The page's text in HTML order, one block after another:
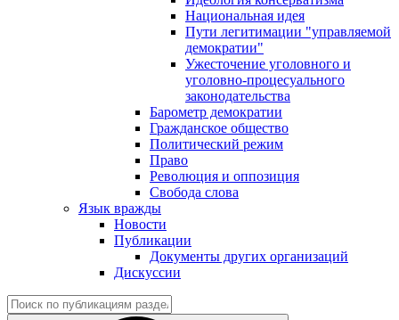
Национальная идея
Пути легитимации "управляемой
демократии"
Ужесточение уголовного и
уголовно-процесуального
законодательства
Барометр демократии
Гражданское общество
Политический режим
Право
Революция и оппозиция
Свобода слова
Язык вражды
Новости
Публикации
Документы других организаций
Дискуссии